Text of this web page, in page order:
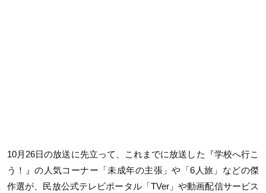
10月26日の放送に先立って、これまでに放送した『学校へ行こ
う！』の人気コーナー「未成年の主張」や「6人旅」などの傑
作選が、民放公式テレビポータル「TVer」や動画配信サービス